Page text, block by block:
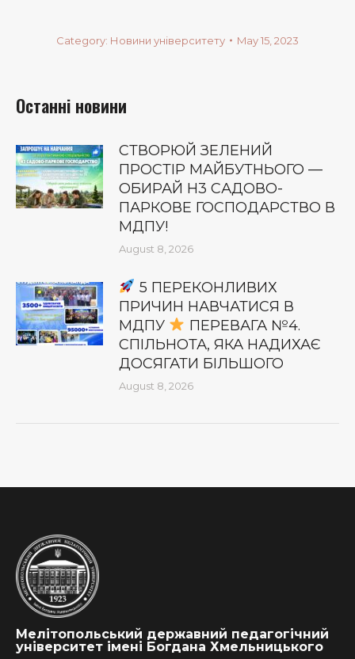
Category: Новини університету May 15, 2023
Останні новини
СТВОРЮЙ ЗЕЛЕНИЙ
ПРОСТІР МАЙБУТНЬОГО —
ОБИРАЙ Н3 САДОВО-
ПАРКОВЕ ГОСПОДАРСТВО В
МДПУ!
August 8, 2026
5 ПЕРЕКОНЛИВИХ
ПРИЧИН НАВЧАТИСЯ В
МДПУ
ПЕРЕВАГА №4.
СПІЛЬНОТА, ЯКА НАДИХАЄ
ДОСЯГАТИ БІЛЬШОГО
August 8, 2026
Мелітопольський державний педагогічний
університет імені Богдана Хмельницького